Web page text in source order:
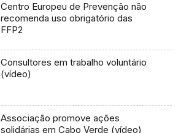
Centro Europeu de Prevenção não
recomenda uso obrigatório das
FFP2
Consultores em trabalho voluntário
(vídeo)
Associação promove ações
solidárias em Cabo Verde (vídeo)